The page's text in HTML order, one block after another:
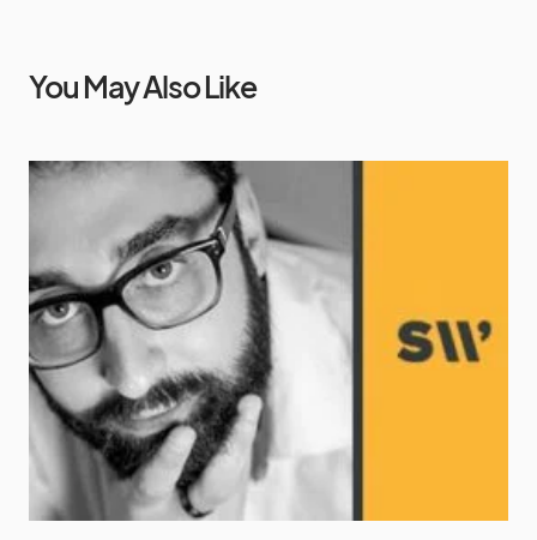
You May Also Like